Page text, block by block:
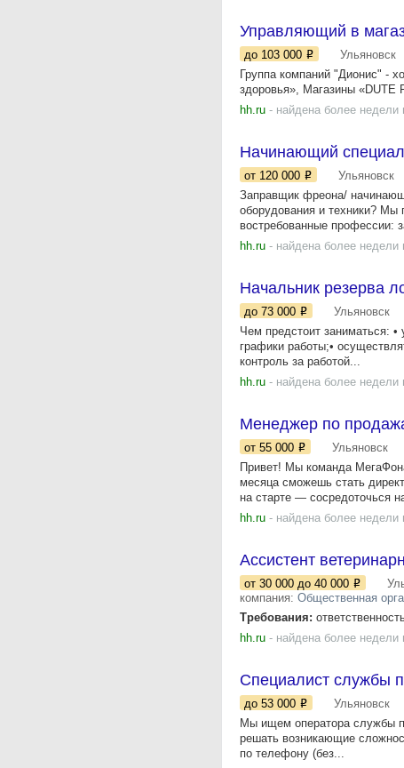
Управляющий в
до 103 000 Ульяновск
Группа компаний "Диoнис" -
здоровья», Мaгазины «DUТЕ
hh.ru - найдена более недели
Начинающий
от 120 000 Ульяновск
Заправщик фреона/
оборудования и техники?
востребованные профессии:
hh.ru - найдена более недели
Начальник резерва
до 73 000 Ульяновск
Чем предстоит заниматься: •
графики работы;•
контроль за работой...
hh.ru - найдена более недели
Менеджер по
от 55 000 Ульяновск
Пpивет! Мы комaндa
месяца сможешь стать
на старте — сосредоточься
hh.ru - найдена более недели
Ассистент
от 30 000 до 40 000
компания: Общественная
Требования:
hh.ru - найдена более недели
Специалист службы
до 53 000 Ульяновск
Мы ищем оператора службы
решать возникающие
по телефону (без...